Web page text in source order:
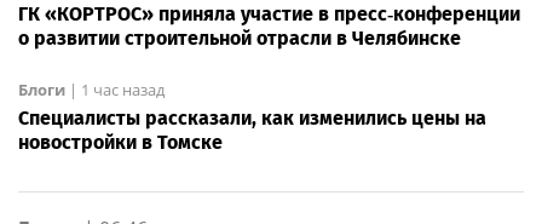
ГК «КОРТРОС» приняла участие в пресс‑конференции
о развитии строительной отрасли в Челябинске
Блоги | 1 час назад
Специалисты рассказали, как изменились цены на
новостройки в Томске